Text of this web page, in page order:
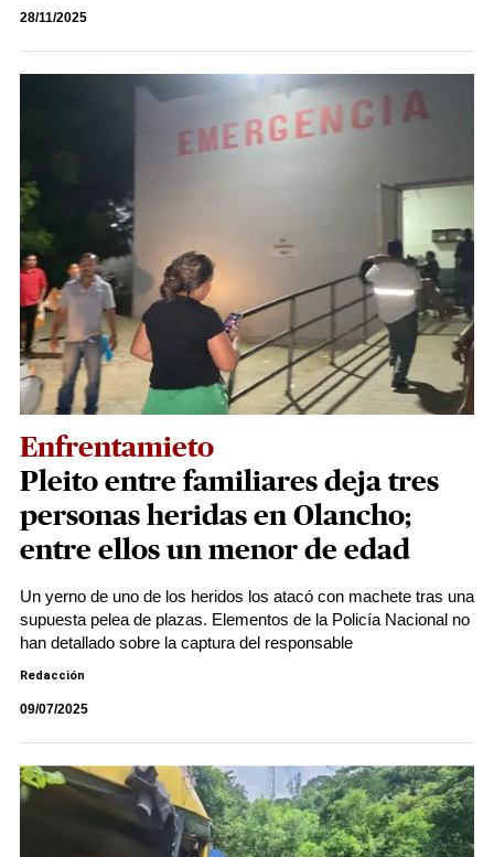
28/11/2025
Enfrentamieto
Pleito entre familiares deja tres
personas heridas en Olancho;
entre ellos un menor de edad
Un yerno de uno de los heridos los atacó con machete tras una
supuesta pelea de plazas. Elementos de la Policía Nacional no
han detallado sobre la captura del responsable
Redacción
09/07/2025